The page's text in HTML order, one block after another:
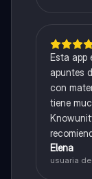
Esta app
apuntes
con
tiene
Elena
usuaria